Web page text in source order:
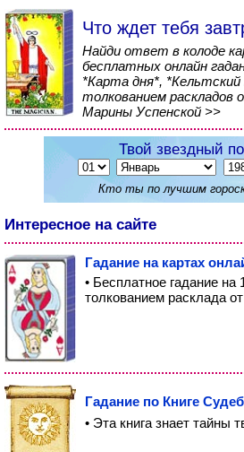
Что ждет тебя
Найди ответ в колоде
бесплатных онлайн
*Карта дня*,
толкованием
Марины Успенской >>
Твой звездный
Кто ты по лучшим
Интересное на сайте
Гадание на картах
• Бесплатное гадание на
толкованием расклада
Гадание по Книге Судеб
• Эта книга знает тайны